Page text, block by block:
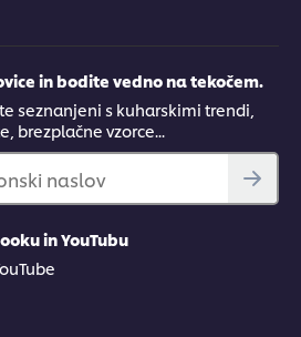
in bodite vedno na tekočem.
seznanjeni s kuharskimi trendi,
brezplačne vzorce...
naslov
in YouTubu